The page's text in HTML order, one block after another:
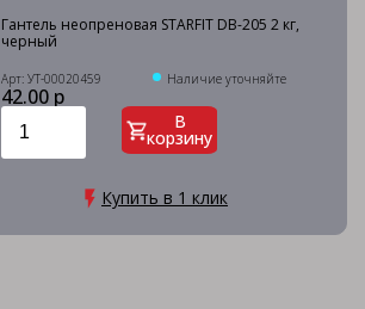
Гантель неопреновая STARFIT DB-205 2 кг,
черный
Арт: УТ-00020459 Наличие уточняйте
42.00 р
В
корзину
Купить в 1 клик